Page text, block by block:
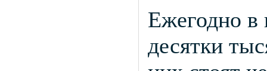
Ежегодно в
десятки